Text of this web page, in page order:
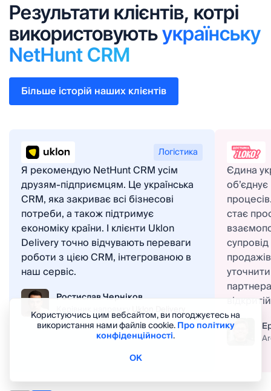
Результати клієнтів, котрі
використовуютьукраїнську
NetHunt CRM
Більше історій наших клієнтів
Логістика
Я рекомендую NetHunt CRM усім
друзям-підприємцям. Це українська
CRM, яка закриває всі бізнесові
потреби, а також підтримує
економіку країни. І клієнти Uklon
Delivery точно відчувають переваги
роботи з цією CRM, інтегрованою в
наш сервіс.
Ростислав Черніков
Керівник напрямкуUklon Delivery
Єдина
стає
Користуючись цим вебсайтом, ви погоджуєтесь на
використання нами файлів cookie.Про політику
конфіденційності.
ОК